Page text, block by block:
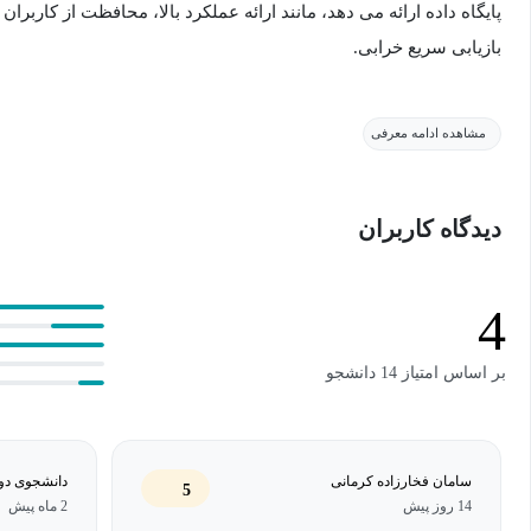
پایگاه داده ارائه می دهد، مانند ارائه عملکرد بالا، محافظت از
بازیابی سریع خرابی.
در این دوره شما با کلیاتی از موتور پایگاه داده، دسته بندی های آن و
مشاهده ادامه معرفی
دیدگاه کاربران
4
بر اساس امتیاز 14 دانشجو
سامان فخارزاده کرمانی
14 روز پیش
5
دانشجوی
2 ماه پیش